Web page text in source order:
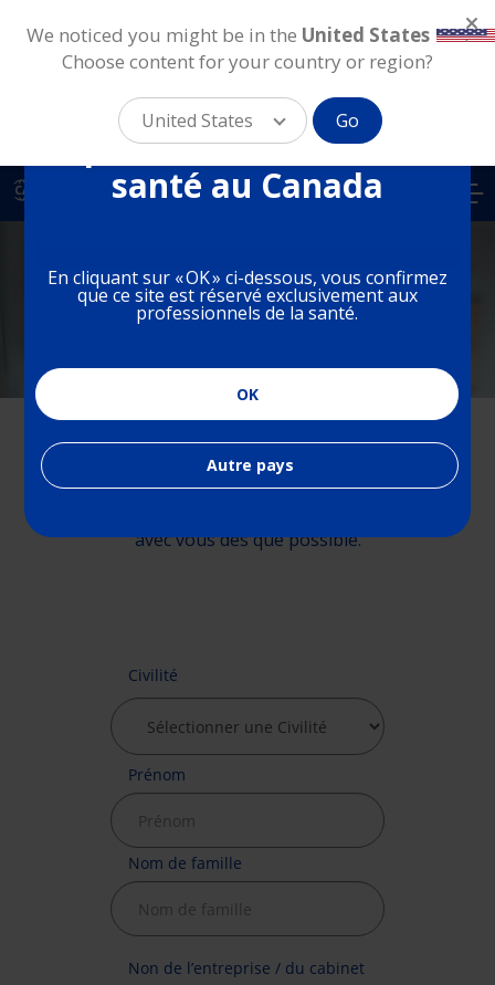
Vous êtes sur un site
destiné aux
professionnels de la
santé au Canada
En cliquant sur « OK » ci-dessous, vous confirmez
que ce site est réservé exclusivement aux
professionnels de la santé.
OK
Autre pays
Skip
to
content
CA
Canada Affaires
Médicales
l'aide, veuillez remplir le formulaire ci-dessous avec
vos informations personnelles et les détails de votre
avec vous dès que possible.
We noticed you might be in the United States
.
Choose content for your country or region?
United States Go